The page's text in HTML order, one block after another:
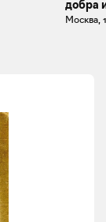
добра
Москва,